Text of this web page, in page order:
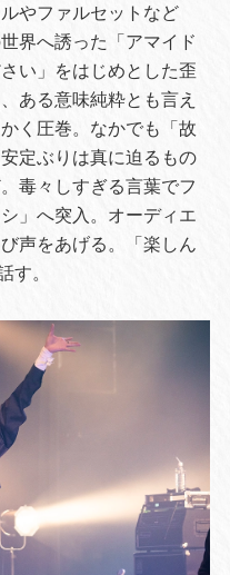
やファルセットなど
界へ誘った「アマイド
い」をはじめとした歪
ある意味純粋とも言え
く圧巻。なかでも「故
定ぶりは真に迫るもの
毒々しすぎる言葉でフ
」へ突入。オーディエ
声をあげる。「楽しん
す。